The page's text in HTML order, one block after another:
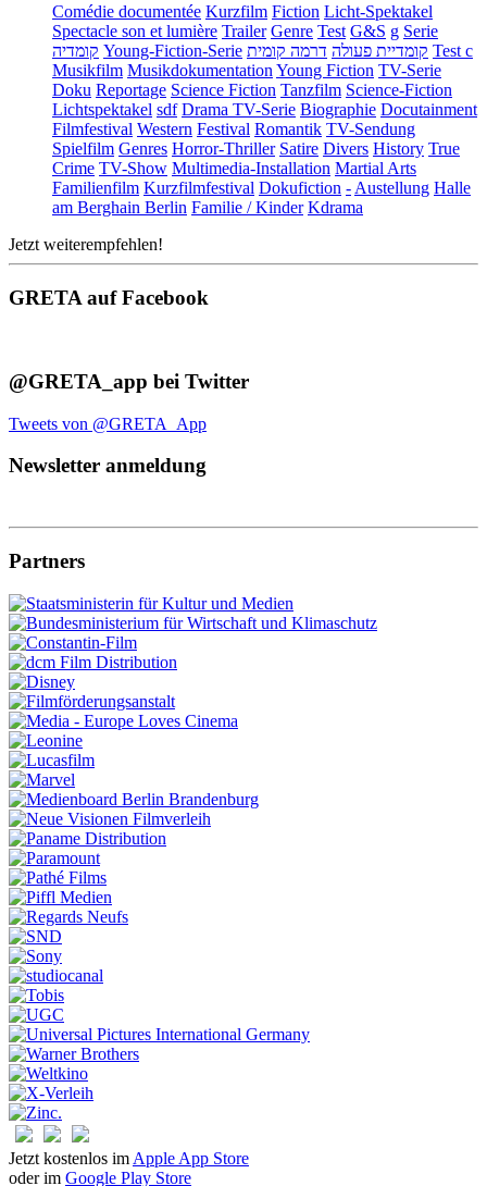
Comédie documentée Kurzfilm Fiction Licht-Spektakel
Spectacle son et lumière Trailer Genre Test G&S g Serie
קומדיה Young-Fiction-Serie קומדיית פעולה דרמה קומית
Test c
Musikfilm Musikdokumentation Young Fiction TV-Serie
Doku Reportage Science Fiction Tanzfilm Science-Fiction
Lichtspektakel sdf Drama TV-Serie Biographie Docutainment
Filmfestival Western Festival Romantik TV-Sendung
Spielfilm Genres Horror-Thriller Satire Divers History True
Crime TV-Show Multimedia-Installation Martial Arts
Familienfilm Kurzfilmfestival Dokufiction - Austellung Halle
am Berghain Berlin Familie / Kinder Kdrama
Jetzt weiterempfehlen!
GRETA auf Facebook
@GRETA_app bei Twitter
Tweets von @GRETA_App
Newsletter anmeldung
Partners
Jetzt kostenlos im Apple App Store
oder im Google Play Store